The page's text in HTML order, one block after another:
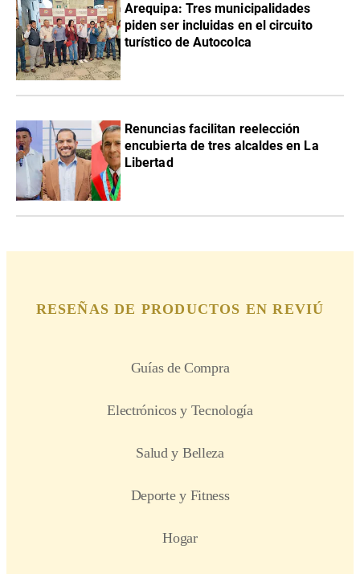
Arequipa: Tres municipalidades
piden ser incluidas en el circuito
turístico de Autocolca
Renuncias facilitan reelección
encubierta de tres alcaldes en La
Libertad